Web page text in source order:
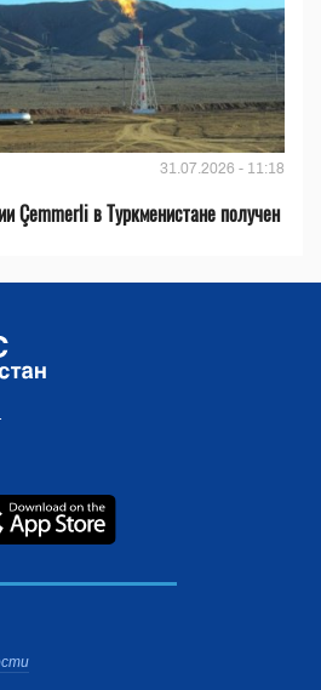
31.07.2026 - 11:18
Çemmerli в Туркменистане получен